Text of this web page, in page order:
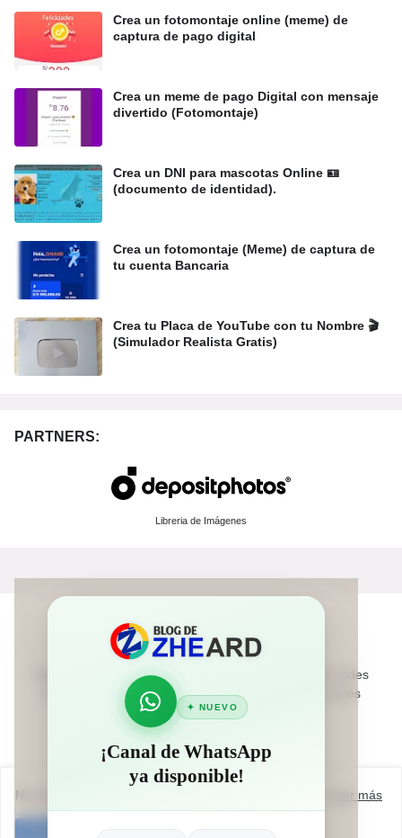
Crea un fotomontaje online (meme) de
captura de pago digital
Crea un meme de pago Digital con mensaje
divertido (Fotomontaje)
Crea un DNI para mascotas Online 🪪
(documento de identidad).
Crea un fotomontaje (Meme) de captura de
tu cuenta Bancaria
Crea tu Placa de YouTube con tu Nombre 🎬
(Simulador Realista Gratis)
PARTNERS:
Libreria de Imágenes
✦ NUEVO
¡Canal de WhatsApp
ya disponible!
Nuestro Blog reune los mejores recursos y Tips para redes
sociales. Música de Estreno y noticias de anime y series
Copyright © 2025 ! ZhearD Blog - All Right Reserved
Nuestra web usa cookies para mejorar su experiencia. Leer más